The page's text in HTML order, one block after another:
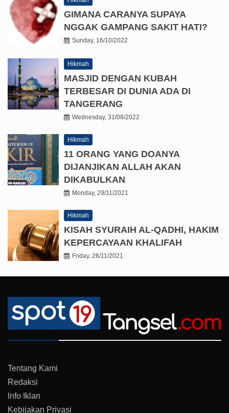
GIMANA CARANYA SUPAYA
NGGAK GAMPANG SAKIT HATI?
Sunday, 16/10/2022
Hikmah
MASJID DENGAN KUBAH
TERBESAR DI DUNIA ADA DI
TANGERANG
Wednesday, 31/08/2022
Hikmah
11 ORANG YANG DOANYA
DIJANJIKAN ALLAH AKAN
DIKABULKAN
Monday, 29/11/2021
Hikmah
KISAH SYURAIH AL-QADHI, HAKIM
KEPERCAYAAN KHALIFAH
Friday, 26/11/2021
Tentang Kami
Redaksi
Info Iklan
Kebijakan Privasi